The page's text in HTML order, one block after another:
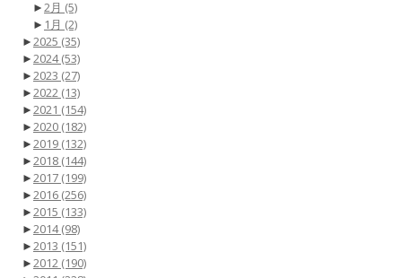
►2月 (5)
► 1月 (2)
►2025 (35)
►2024(53)
►2023 (27)
►2022 (13)
►2021 (154)
►2020 (182)
►2019 (132)
►2018 (144)
►2017 (199)
►2016 (256)
►2015 (133)
►2014(98)
►2013 (151)
►2012 (190)